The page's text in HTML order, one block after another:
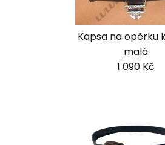
Kapsa na opěrku
malá
1 090 Kč